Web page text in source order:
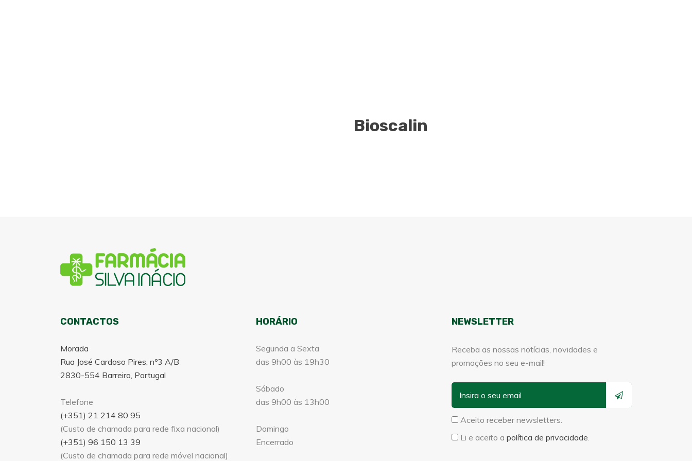
Bioscalin
CONTACTOS
Morada
Rua José Cardoso Pires, nº3 A/B
2830-554 Barreiro, Portugal
Telefone
(+351) 21 214 80 95
(Custo de chamada para rede fixa nacional)
(+351) 96 150 13 39
(Custo de chamada para rede móvel nacional)
HORÁRIO
Segunda a Sexta
das 9h00 às 19h30
Sábado
das 9h00 às 13h00
Domingo
Encerrado
NEWSLETTER
Receba as nossas notícias, novidades e
promoções no seu e-mail!
Aceito receber newsletters.
Li e aceito a política de privacidade.